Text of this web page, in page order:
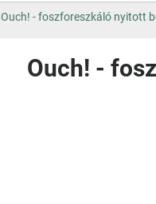
Ouch! - foszforeszkáló nyitott
Ouch! -